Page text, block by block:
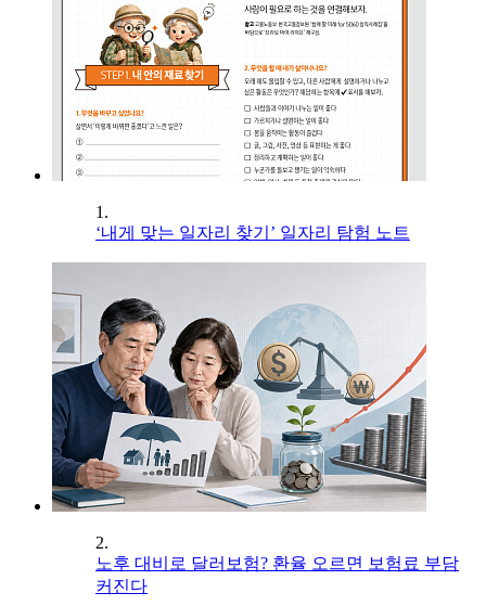
1.
‘내게 맞는 일자리 찾기’ 일자리 탐험 노트
2.
노후 대비로 달러보험? 환율 오르면 보험료 부담
커진다